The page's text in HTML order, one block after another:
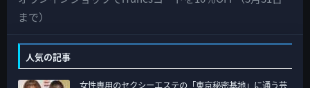
カ
リ
まで）
人気の記事
女性専用のセクシーエステの「東京秘密基地」に通う芸